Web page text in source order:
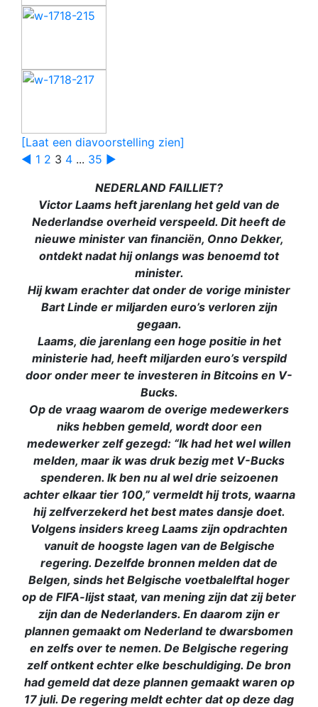
[Laat een diavoorstelling zien]
◄ 1 2 3 4 ... 35 ►
NEDERLAND FAILLIET?
Victor Laams heft jarenlang het geld van de
Nederlandse overheid verspeeld. Dit heeft de
nieuwe minister van financiën, Onno Dekker,
ontdekt nadat hij onlangs was benoemd tot
minister.
Hij kwam erachter dat onder de vorige minister
Bart Linde er miljarden euro’s verloren zijn
gegaan.
Laams, die jarenlang een hoge positie in het
ministerie had, heeft miljarden euro’s verspild
door onder meer te investeren in Bitcoins en V-
Bucks.
Op de vraag waarom de overige medewerkers
niks hebben gemeld, wordt door een
medewerker zelf gezegd: “Ik had het wel willen
melden, maar ik was druk bezig met V-Bucks
spenderen. Ik ben nu al wel drie seizoenen
achter elkaar tier 100,” vermeldt hij trots, waarna
hij zelfverzekerd het best mates dansje doet.
Volgens insiders kreeg Laams zijn opdrachten
vanuit de hoogste lagen van de Belgische
regering. Dezelfde bronnen melden dat de
Belgen, sinds het Belgische voetbalelftal hoger
op de FIFA-lijst staat, van mening zijn dat zij beter
zijn dan de Nederlanders. En daarom zijn er
plannen gemaakt om Nederland te dwarsbomen
en zelfs over te nemen. De Belgische regering
zelf ontkent echter elke beschuldiging. De bron
had gemeld dat deze plannen gemaakt waren op
17 juli. De regering meldt echter dat op deze dag